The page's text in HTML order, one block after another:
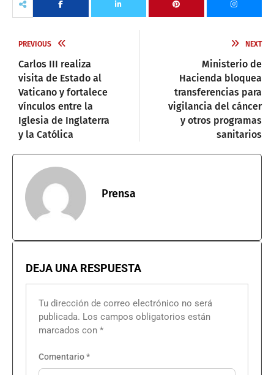
PREVIOUS
Carlos III realiza
visita de Estado al
Vaticano y fortalece
vínculos entre la
Iglesia de Inglaterra
y la Católica
NEXT
Ministerio de
Hacienda bloquea
transferencias para
vigilancia del cáncer
y otros programas
sanitarios
Prensa
DEJA UNA RESPUESTA
Tu dirección de correo electrónico no será
publicada. Los campos obligatorios están
marcados con *
Comentario*